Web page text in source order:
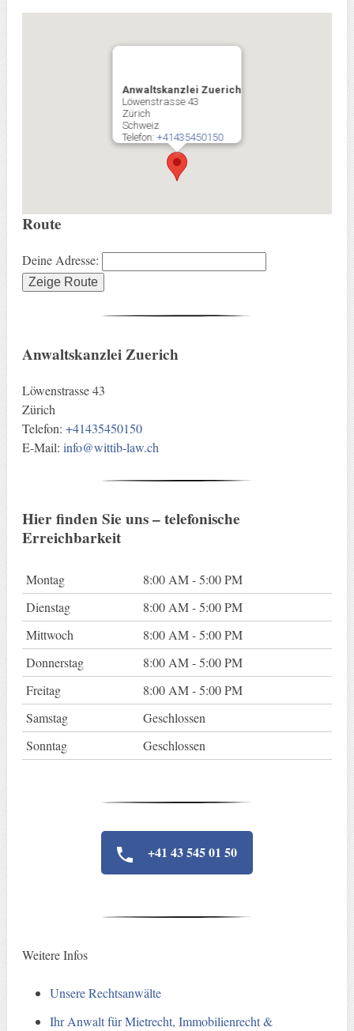
Anwaltskanzlei Zuerich
Löwenstrasse 43
Zürich
Schweiz
Telefon:+41435450150
Route
Deine Adresse:
Anwaltskanzlei Zuerich
Löwenstrasse 43
Zürich
Telefon: +41435450150
E-Mail: info@wittib-law.ch
Hier finden Sie uns – telefonische
Erreichbarkeit
Montag
8:00 AM - 5:00 PM
Dienstag
8:00 AM - 5:00 PM
Mittwoch
8:00 AM - 5:00 PM
Donnerstag
8:00 AM - 5:00 PM
Freitag
8:00 AM - 5:00 PM
Samstag
Geschlossen
Sonntag
Geschlossen
+41 43 545 01 50
Weitere Infos
Unsere Rechtsanwälte
Ihr Anwalt für Mietrecht, Immobilienrecht &